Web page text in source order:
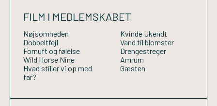
FILM I MEDLEMSKABET
Nøjsomheden
Dobbeltfejl
Fornuft og følelse
Wild Horse Nine
Hvad stiller vi op med
far?
Kvinde Ukendt
Vand til blomster
Drengestreger
Amrum
Gæsten